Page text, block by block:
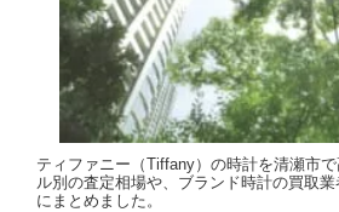
ティファニー（Tiffany）の時計を清瀬市
ル別の査定相場や、ブランド時計の買取
にまとめました。